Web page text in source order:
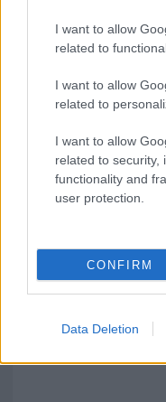
I want to allow
related to
I want to allow
related to
I want to allow
related to security,
functionality and
user protection.
CONFIRM
Data Deletion
Red
alle 5